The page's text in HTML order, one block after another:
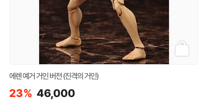
에렌 예거 거인 버전 (진격의 거인)
23% 46,000